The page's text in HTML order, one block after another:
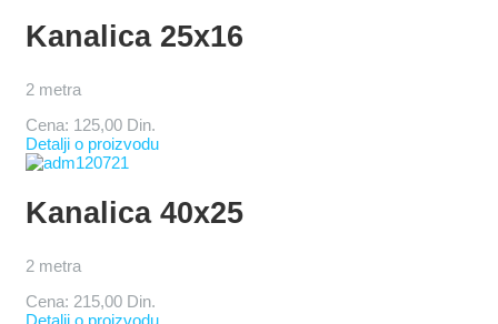
Kanalica 25x16
2 metra
Cena: 125,00 Din.
Detalji o proizvodu
Kanalica 40x25
2 metra
Cena: 215,00 Din.
Detalji o proizvodu